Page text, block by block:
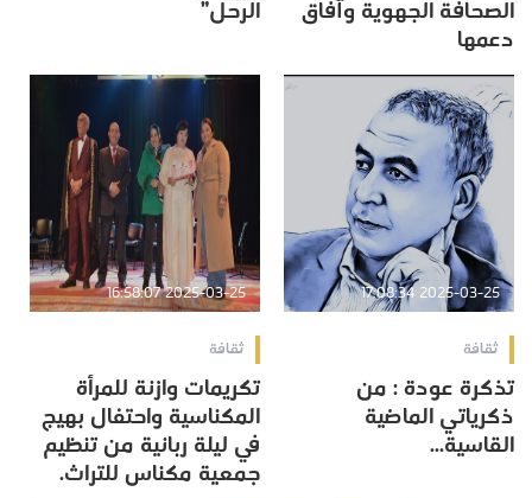
الصحافة الجهوية وآفاق
دعمها
الرحل”
2025-03-25 17:08:34
ثقافة
تذكرة عودة : من
ذكرياتي الماضية
القاسية...
2025-03-25 16:58:07
ثقافة
تكريمات وازنة للمرأة
المكناسية واحتفال بهيج
في ليلة ربانية من تنظيم
جمعية مكناس للتراث.